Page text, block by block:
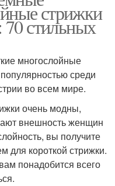
стрижки
70 стильных
многослойные
среди
во всем мире.
очень модны,
внешность женщин
вы получите
для короткой стрижки.
понадобится всего